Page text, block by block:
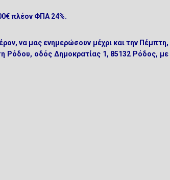
πλέον ΦΠΑ 24%.
να μας ενημερώσουν μέχρι και την Πέμπτη,
Ρόδου, οδός Δημοκρατίας 1, 85132 Ρόδος, με